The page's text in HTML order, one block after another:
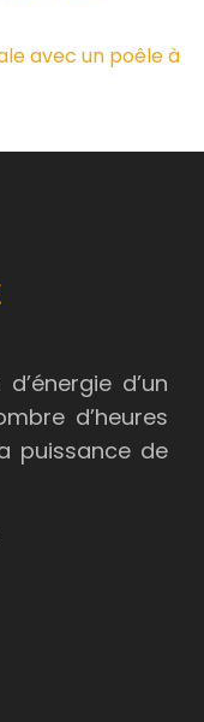
avec un poêle à
d’un
d’heures
puissance de